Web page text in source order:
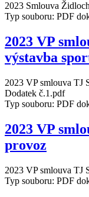
2023 Smlouva
Typ souboru: PDF
2023 VP
výstavba
2023 VP smlouva TJ
Dodatek č.1.pdf
Typ souboru: PDF
2023 VP
provoz
2023 VP smlouva TJ
Typ souboru: PDF